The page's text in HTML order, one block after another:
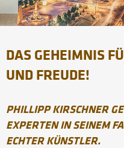
DAS GEHEIMNIS
ND FREUDE!
PHILLIPP KIRSCHNER
EXPERTEN IN SEINEM
ECHTER KÜNSTLER.